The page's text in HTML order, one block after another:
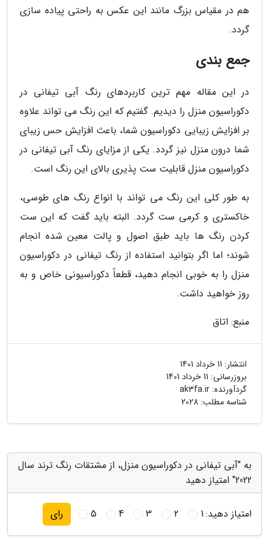
هم در مقیاس بزرگ مانند این عکس به راحتی پیاده سازی
گردد.
جمع بندی
در این مقاله مهم ترین کاربردهای رنگ آبی تیفانی در
دکوراسیون منزل را دیدیم. گفتیم که این رنگ می تواند علاوه
بر افزایش زیبایی دکوراسیون شما، باعث افزایش حس زیبای
شما درون منزل نیز گردد. یکی از مزایای رنگ آبی تیفانی در
دکوراسیون منزل قابلیت ست پذیری بالای این رنگ است.
به طور کلی این رنگ می تواند با انواع رنگ های طوسی،
خاکستری و کرمی ست گردد. البته باید گفت که این ست
کردن رنگ ها باید طبق اصول و پالت معین شده انجام
شوند؛ اما اگر بتوانید استفاده از رنگ تیفانی در دکوراسیون
منزل را به خوبی انجام دهید، قطعاً دکوراسیونی خاص و به
روز خواهید داشت.
منبع: اتاق
انتشار: 11 خرداد 1401
بروزرسانی: 11 خرداد 1401
گردآورنده: ak3fa.ir
شناسه مطلب: 2028
به "آبی تیفانی در دکوراسیون منزل، از مشتقات رنگ ترند سال
2022" امتیاز دهید
امتیاز دهید:1
2
3
4
5 رای